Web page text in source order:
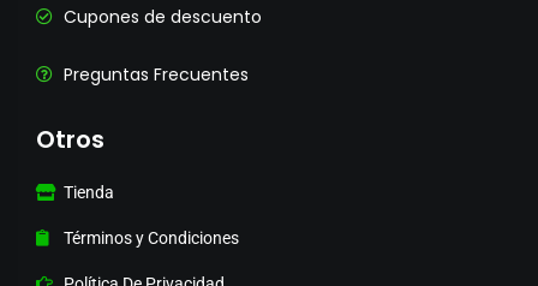
Cupones de descuento
Preguntas Frecuentes
Otros
Tienda
Términos y Condiciones